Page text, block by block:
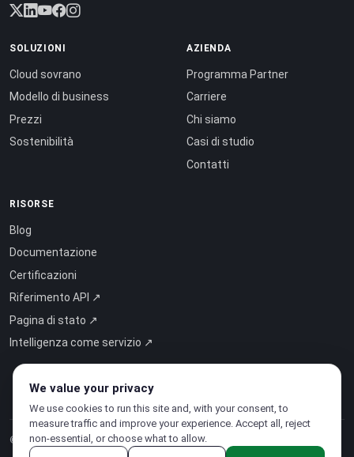
SOLUZIONI
Cloud sovrano
Modello di business
Prezzi
Sostenibilità
AZIENDA
Programma Partner
Carriere
Chi siamo
Casi di studio
Contatti
RISORSE
Blog
Documentazione
Certificazioni
Riferimento API ↗
Pagina di stato ↗
Intelligenza come servizio ↗
© 2026 CloudSigma Holding AG.Tutti i diritti riservati
We value your privacy
We use cookies to run this site and, with your consent, to
measure traffic and improve your experience. Accept all, reject
non-essential, or choose what to allow.